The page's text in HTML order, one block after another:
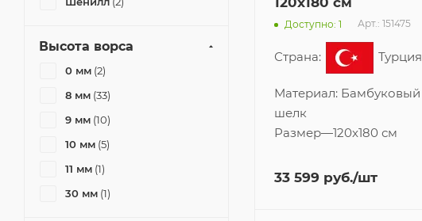
Доступно: 1 Арт.: 151475
Страна: Турция
Материал: Бамбуковый
шелк
Размер—120x180 см
33 599 руб./шт
Высота ворса
0 мм (2)
8 мм (33)
9 мм (10)
10 мм (5)
11 мм (1)
30 мм (1)